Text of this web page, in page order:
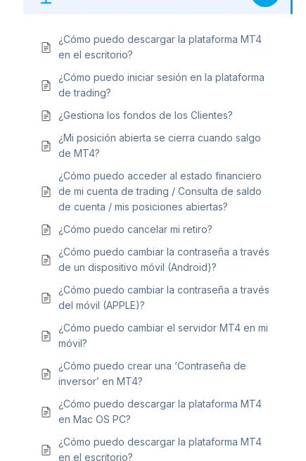
¿Cómo puedo descargar la plataforma MT4
en el escritorio?
¿Cómo puedo iniciar sesión en la plataforma
de trading?
¿Gestiona los fondos de los Clientes?
¿Mi posición abierta se cierra cuando salgo
de MT4?
¿Cómo puedo acceder al estado financiero
de mi cuenta de trading / Consulta de saldo
de cuenta / mis posiciones abiertas?
¿Cómo puedo cancelar mi retiro?
¿Cómo puedo cambiar la contraseña a través
de un dispositivo móvil (Android)?
¿Cómo puedo cambiar la contraseña a través
del móvil (APPLE)?
¿Cómo puedo cambiar el servidor MT4 en mi
móvil?
¿Cómo puedo crear una ‘Contraseña de
inversor’ en MT4?
¿Cómo puedo descargar la plataforma MT4
en Mac OS PC?
¿Cómo puedo descargar la plataforma MT4
en el escritorio?